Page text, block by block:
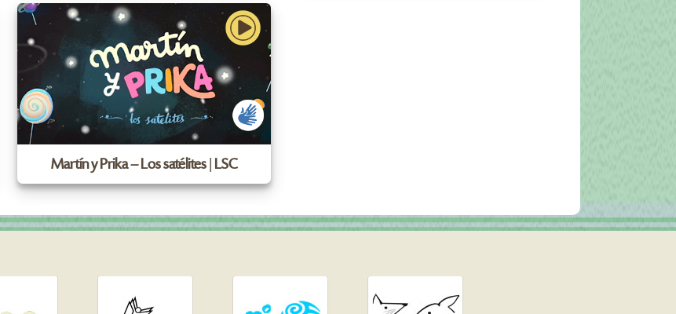
Martín y Prika – Los satélites | LSC